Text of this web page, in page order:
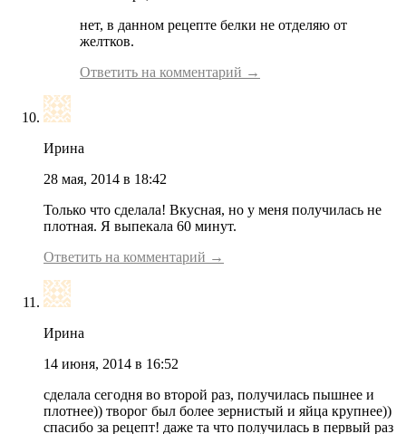
нет, в данном рецепте белки не отделяю от
желтков.
Ответить на комментарий →
Ирина
28 мая, 2014 в 18:42
Только что сделала! Вкусная, но у меня получилась не
плотная. Я выпекала 60 минут.
Ответить на комментарий →
Ирина
14 июня, 2014 в 16:52
сделала сегодня во второй раз, получилась пышнее и
плотнее)) творог был более зернистый и яйца крупнее))
спасибо за рецепт! даже та что получилась в первый раз